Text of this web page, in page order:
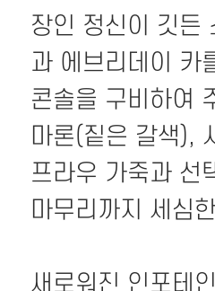
장인 정신이 깃든
과 에브리데이 카
콘솔을 구비하여
마론(짙은 갈색),
프라우 가죽과 선
마무리까지 세심
새로워진 인포테